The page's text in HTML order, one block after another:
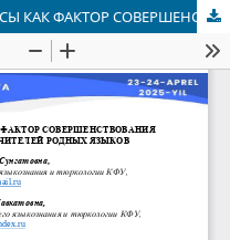
ПРОФЕССИОНАЛЬНЫЕ КОНКУРСЫ КАК ФАКТОР СОВЕРШЕНСТВОВАНИЯ МЕТОДИЧЕСКОГО МАСТЕРСТВА УЧИТЕЛЕЙ РОДНЫХ ЯЗЫКОВ